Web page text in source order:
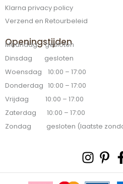
Klarna privacy policy
Verzend en Retourbeleid
Openingstijden
Maandag gesloten
Dinsdag gesloten
Woensdag 10:00 – 17:00
Donderdag 10:00 – 17:00
Vrijdag 10:00 – 17:00
Zaterdag 10:00 – 17:00
Zondag gesloten (laatste
p